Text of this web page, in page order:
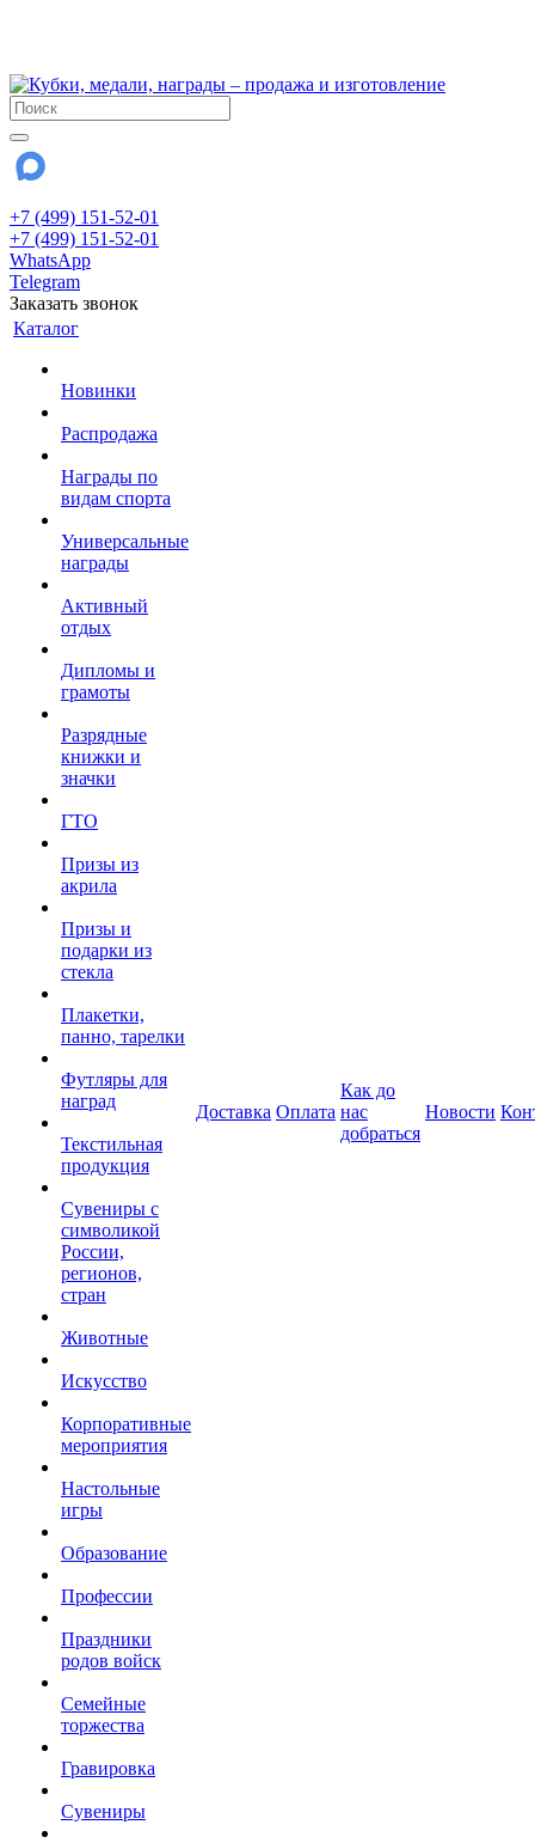
+7 (499) 151-52-01
+7 (499) 151-52-01
WhatsApp
Telegram
Заказать звонок
Каталог
Новинки
Распродажа
Награды по
видам спорта
Универсальные
награды
Активный
отдых
Дипломы и
грамоты
Разрядные
книжки и
значки
ГТО
Призы из
акрила
Призы и
подарки из
стекла
Плакетки,
панно, тарелки
Футляры для
наград
Текстильная
продукция
Сувениры с
символикой
России,
регионов,
стран
Животные
Искусство
Корпоративные
мероприятия
Настольные
игры
Образование
Профессии
Праздники
родов войск
Семейные
торжества
Гравировка
Сувениры
Доставка Оплата
Как до
нас
добраться
Новости